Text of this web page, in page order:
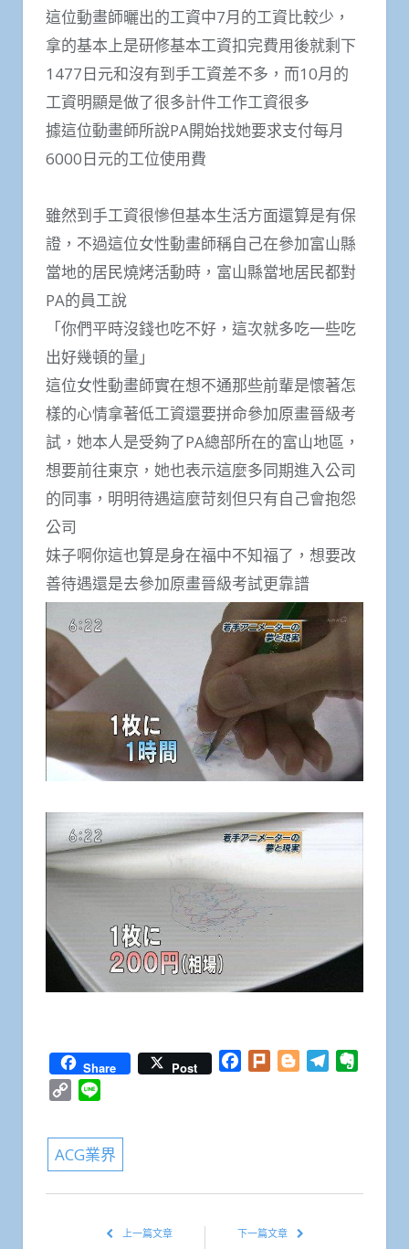
這位動畫師曬出的工資中7月的工資比較少，
拿的基本上是研修基本工資扣完費用後就剩下
1477日元和沒有到手工資差不多，而10月的
工資明顯是做了很多計件工作工資很多
據這位動畫師所說PA開始找她要求支付每月
6000日元的工位使用費
雖然到手工資很慘但基本生活方面還算是有保
證，不過這位女性動畫師稱自己在參加富山縣
當地的居民燒烤活動時，富山縣當地居民都對
PA的員工說
「你們平時沒錢也吃不好，這次就多吃一些吃
出好幾頓的量」
這位女性動畫師實在想不通那些前輩是懷著怎
樣的心情拿著低工資還要拼命參加原畫晉級考
試，她本人是受夠了PA總部所在的富山地區，
想要前往東京，她也表示這麼多同期進入公司
的同事，明明待遇這麼苛刻但只有自己會抱怨
公司
妹子啊你這也算是身在福中不知福了，想要改
善待遇還是去參加原畫晉級考試更靠譜
Share Post Facebook
Plurk BloggerTelegram
Copy
ACG業界
上一篇文章 下一篇文章